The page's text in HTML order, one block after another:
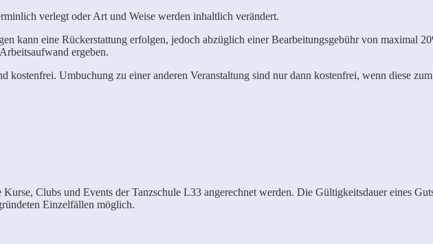
verlegt oder Art und Weise werden inhaltlich verändert.
kann eine Rückerstattung erfolgen, jedoch abzüglich einer Bearbeitungsgebühr von maximal
ergeben.
kostenfrei. Umbuchung zu einer anderen Veranstaltung sind nur dann kostenfrei, wenn diese
Clubs und Events der Tanzschule L33 angerechnet werden. Die Gültigkeitsdauer eines
Einzelfällen möglich.